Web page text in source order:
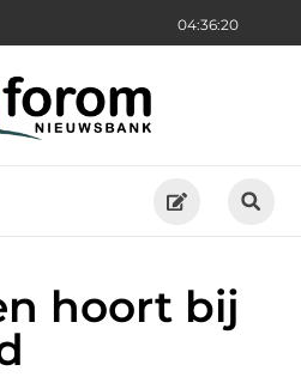
04:36:22
hoort bij